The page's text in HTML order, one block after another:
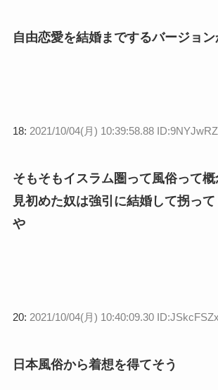
自由恋愛を結婚までするバージョン
18: 2021/10/04(月) 10:39:58.88
そもそもイスラム圏って風俗って
見初めた奴は強引に結婚して拐っ
や
20: 2021/10/04(月) 10:40:09.30
日本風俗から着想を得てそう